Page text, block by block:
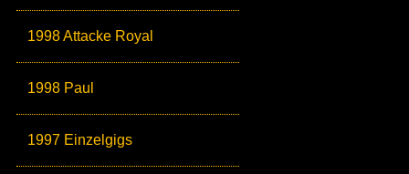
1998 Attacke Royal
1998 Paul
1997 Einzelgigs